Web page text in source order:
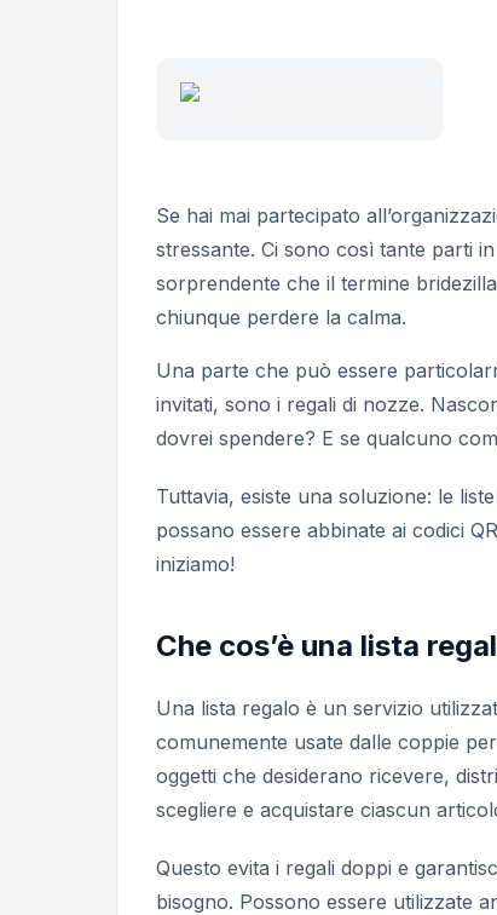
Se hai mai partecipato
stressante. Ci sono così tante parti
sorprendente che il termine bridezilla
chiunque perdere la calma.
Una parte che può essere
invitati, sono i regali di nozze.
dovrei spendere? E se qualcuno
Tuttavia, esiste una soluzione: le
possano essere abbinate ai codici
iniziamo!
Che cos’è una lista
Una lista regalo è un servizio
comunemente usate dalle coppie
oggetti che desiderano ricevere,
scegliere e acquistare ciascun
Questo evita i regali doppi e
bisogno. Possono essere utilizzate